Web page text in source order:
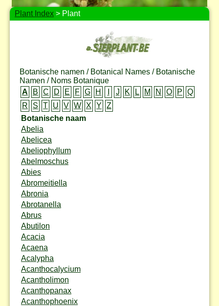
Plant Index > Plant
Botanische namen / Botanical Names / Botanische
Namen / Noms Botanique
A
B C D E F G H J K L M N O P
Q
R
S T U V W X Y
Z
Botanische naam
Abelia
Abelicea
Abeliophyllum
Abelmoschus
Abies
Abromeitiella
Abronia
Abrotanella
Abrus
Abutilon
Acacia
Acaena
Acalypha
Acanthocalycium
Acantholimon
Acanthopanax
Acanthophoenix